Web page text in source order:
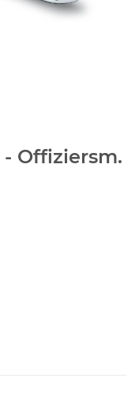
- Offiziersm.